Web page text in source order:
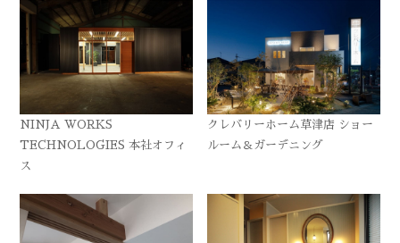
NINJA WORKS
TECHNOLOGIES 本社オフィ
ス
クレバリーホーム草津店 ショー
ルーム＆ガーデニング